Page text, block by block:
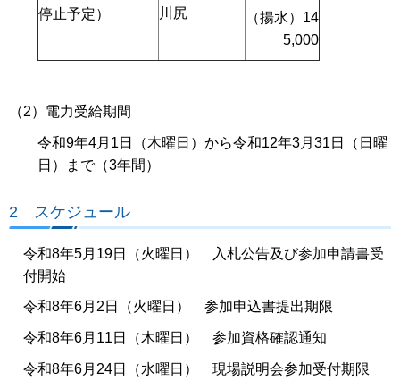
停止予定）
川尻
（揚水）14
5,000
（2）電力受給期間
令和9年4月1日（木曜日）から令和12年3月31日（日曜
日）まで（3年間）
2 スケジュール
令和8年5月19日（火曜日） 入札公告及び参加申請書受
付開始
令和8年6月2日（火曜日） 参加申込書提出期限
令和8年6月11日（木曜日） 参加資格確認通知
令和8年6月24日（水曜日） 現場説明会参加受付期限